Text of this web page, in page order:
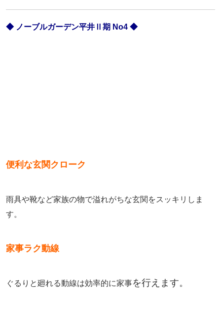
◆ ノーブルガーデン平井Ⅱ期 No4 ◆
便利な玄関クローク
雨具や靴など家族の物で溢れがちな玄関をスッキリしま
す。
家事ラク動線
ぐるりと廻れる動線は効率的に家事を行えます。